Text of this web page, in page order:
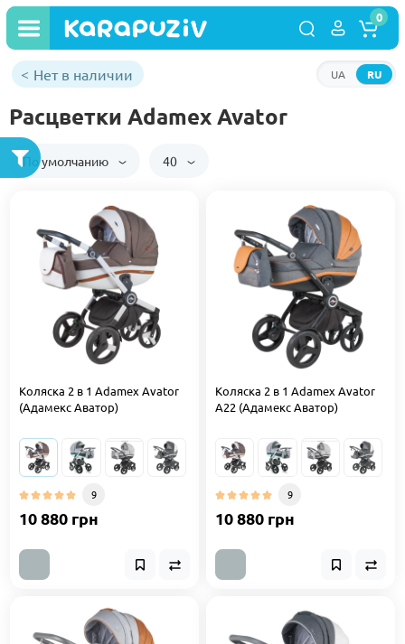
RU
UA
0
Нет в наличии
Расцветки Adamex Avator
По умолчанию 40
Коляска 2 в 1 Adamex Avator
(Адамекс Аватор)
9
10 880 грн
Коляска 2 в 1 Adamex Avator
A22 (Адамекс Аватор)
9
10 880 грн